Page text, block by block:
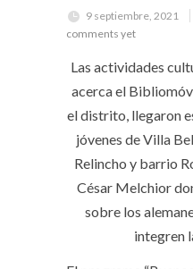
9 septiembre, 2021
comments yet
Las actividades
acerca el
el distrito, llegaron
jóvenes de Villa
Relincho y barrio
César Melchior
sobre los
integren